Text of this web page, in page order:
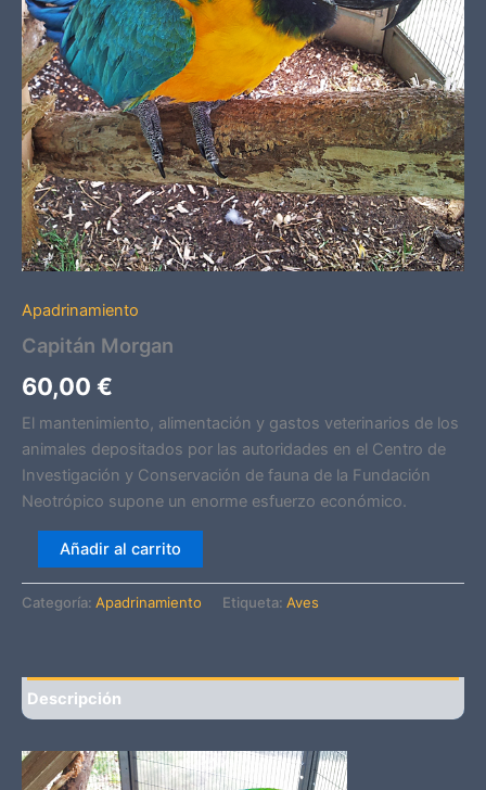
Apadrinamiento
Capitán Morgan
60,00 €
El mantenimiento, alimentación y gastos veterinarios de los
animales depositados por las autoridades en el Centro de
Investigación y Conservación de fauna de la Fundación
Neotrópico supone un enorme esfuerzo económico.
Capitán
cantidad
Añadir al carrito
Categoría: Apadrinamiento Etiqueta: Aves
Descripción